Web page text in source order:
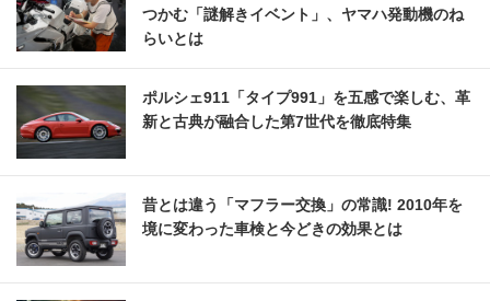
つかむ「謎解きイベント」、ヤマハ発動機のね
らいとは
ポルシェ911「タイプ991」を五感で楽しむ、革
新と古典が融合した第7世代を徹底特集
昔とは違う「マフラー交換」の常識! 2010年を
境に変わった車検と今どきの効果とは